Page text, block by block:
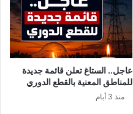
عاجل.. الستاغ تعلن قائمة جديدة
للمناطق المعنية بالقطع الدوري
منذ 3 أيام